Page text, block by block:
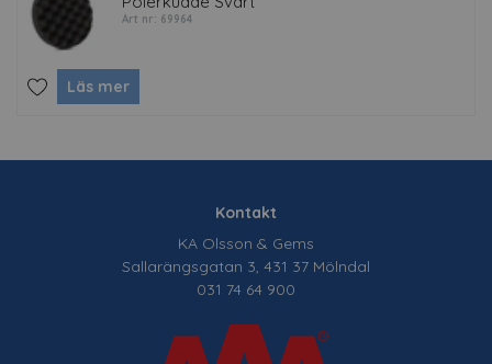
Art nr: 69964
Läs mer
Kontakt
KA Olsson & Gems
Sallarängsgatan 3, 431 37 Mölndal
031 74 64 900